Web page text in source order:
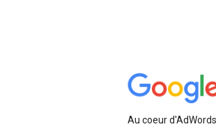
Au coeur